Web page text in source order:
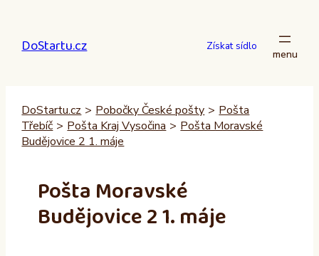
obsah
DoStartu.cz Získat sídlo
DoStartu.cz > Pobočky České pošty > Pošta
Třebíč > Pošta Kraj Vysočina > Pošta Moravské
Budějovice 2 1. máje
Pošta Moravské
Budějovice 2 1. máje